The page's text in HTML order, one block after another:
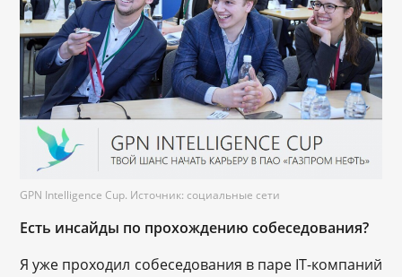
GPN Intelligence Cup. Источник: социальные сети
Есть инсайды по прохождению собеседования?
Я уже проходил собеседования в паре IT-компаний